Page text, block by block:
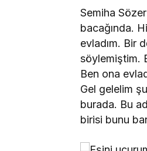
Semiha
bacağında.
evladım. Bir
söylemiştim.
Ben ona
Gel gelelim
burada. Bu
birisi bunu